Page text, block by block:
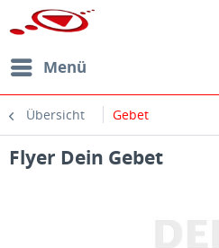
Menü
Übersicht Gebet
Flyer Dein Gebet